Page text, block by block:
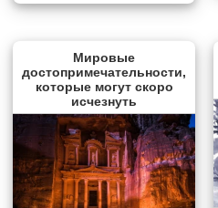
Мировые
достопримечательности,
которые могут скоро
исчезнуть